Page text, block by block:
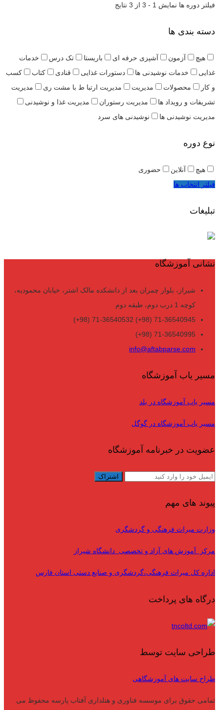
فیلتر دوره ها نمایش 1 - 3 از 3 نتایج
دسته بندی ها
هیچ آزمون آشپزی حرفه ای باریستا تک درس
خدمات
غذایی
خدمات نوشیدنی ها دستورات غذایی قنادی کتاب
کسب
و کار
محصولات مدیریت مدیریت ارتبا ط با مشت ری
مدیریت
تشریفات و رویداد ها
مدیریت رستوران
مدیریت غذا و نوشیدنی
مدیریت نوشیدنی ها
نوشیدنی های سرد
نوع دوره
هیچ آنلاین
حضوری
فیلتر انتخاب ها
تبلیغات
نشانی آموزشگاه
شیراز، بلوار چمران بعد از دانشکده مالک اشتر، خیابان محمودیه،
کوچه 1 درب دوم، طبقه دوم
71-36540945 (98+) 71-36540532 (98+)
71-36540995 (98+)
info@aftabparse.com
مسیر یاب آموزشگاه
مسیر یاب آموزشگاه در بلد
مسیر یاب آموزشگاه در گوگل
عضویت در خبرنامه آموزشگاه
پیوند های مهم
وزارت میراث فرهنگی و گردشگری
مرکز آموزش های آزاد و تخصصی دانشگاه شیراز
اداره کل میراث فرهنگی،گردشگری و صنایع دستی استان فارس
درگاه های پرداخت
طراحی سایت توسط
طراح سایت های آموزشگاهی
تمامی حقوق برای موسسه فناوری و هتلداری آفتاب پارسه محفوظ می